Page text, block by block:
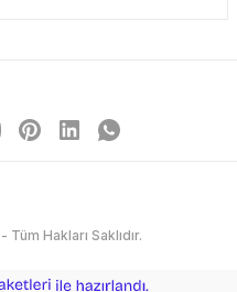
Hakları Saklıdır.
e-